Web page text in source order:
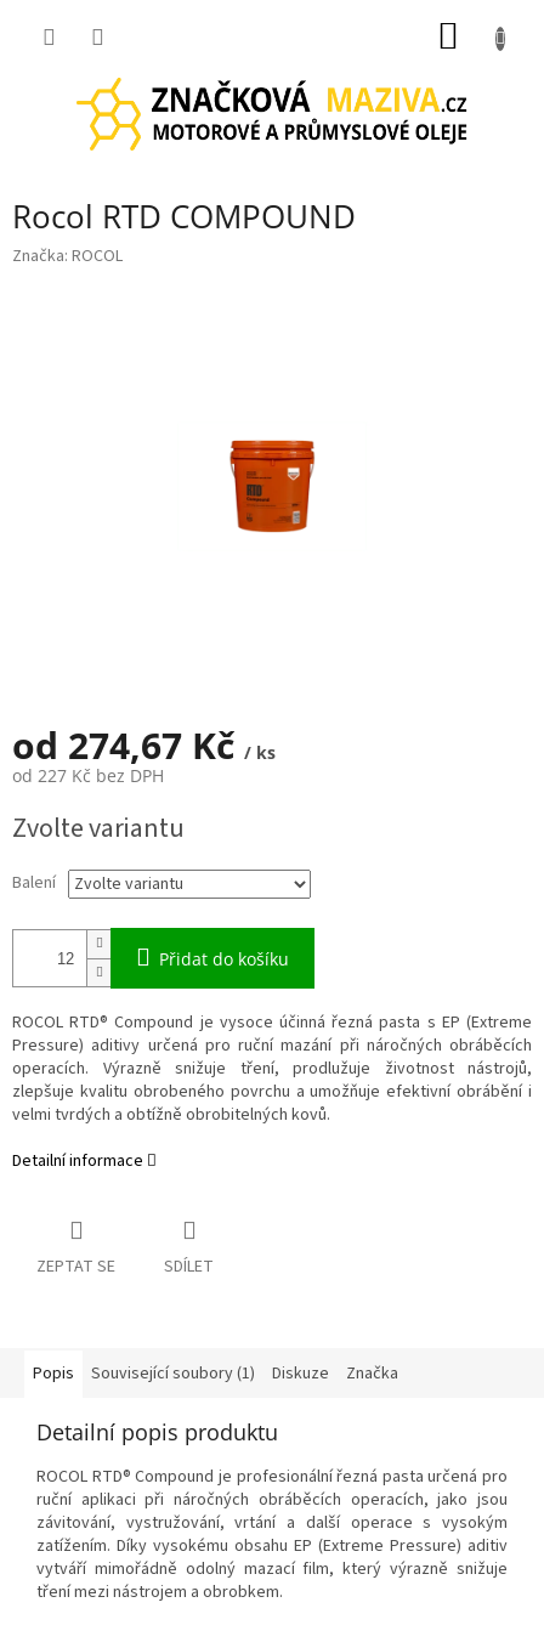
Rocol RTD COMPOUND
Značka: ROCOL
od 274,67 Kč / ks
od 227 Kč bez DPH
cena:
Zvolte variantu
Balení
Přidat do košíku
ROCOL RTD® Compound je vysoce účinná řezná pasta s EP (Extreme
Pressure) aditivy určená pro ruční mazání při náročných obráběcích
operacích. Výrazně snižuje tření, prodlužuje životnost nástrojů,
zlepšuje kvalitu obrobeného povrchu a umožňuje efektivní obrábění i
velmi tvrdých a obtížně obrobitelných kovů.
Detailní informace
ZEPTAT SE SDÍLET
Popis Související soubory (1) Diskuze Značka
Detailní popis produktu
ROCOL RTD® Compound je profesionální řezná pasta určená pro
ruční aplikaci při náročných obráběcích operacích, jako jsou
závitování, vystružování, vrtání a další operace s vysokým
zatížením. Díky vysokému obsahu EP (Extreme Pressure) aditiv
vytváří mimořádně odolný mazací film, který výrazně snižuje
tření mezi nástrojem a obrobkem.